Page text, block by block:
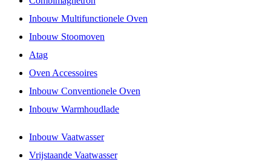
Inbouw Multifunctionele Oven
Inbouw Stoomoven
Atag
Oven Accessoires
Inbouw Conventionele Oven
Inbouw Warmhoudlade
Inbouw Vaatwasser
Vrijstaande Vaatwasser